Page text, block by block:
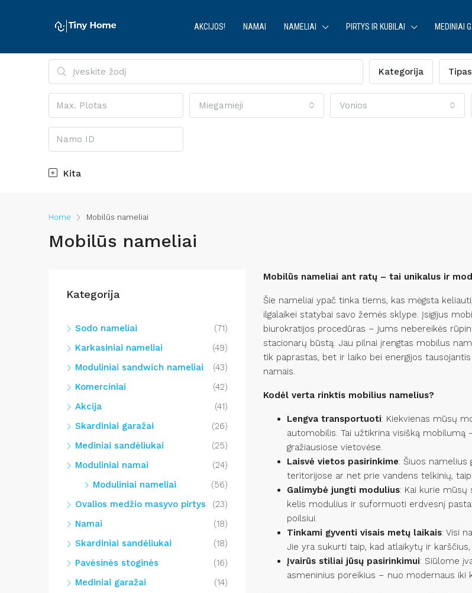
AKCIJOS! NAMAI NAMELIAI PIRTYS IR KUBILAI MEDINIAI
Kategorija Tipas
Miegamieji Vonios
Kita
Home Mobilūs nameliai
Mobilūs nameliai
Mobilūs nameliai ant ratų – tai unikalus ir
Šie nameliai ypač tinka tiems, kas mėgsta
ilgalaikei statybai savo žemės sklype. Įsigijus
biurokratijos procedūras – jums nebereikės
stacionarų būstą. Jau pilnai įrengtas mobilus
tik paprastas, bet ir laiko bei energijos
namais.
Kodėl verta rinktis mobilius namelius?
Lengva transportuoti: Kiekvienas mūsų
automobilis. Tai užtikrina visišką
gražiausiose vietovėse.
Laisvė vietos pasirinkime: Šiuos namelius
teritorijose ar net prie vandens telkinių,
Galimybė jungti modulius: Kai kurie mūsų
kelis modulius ir suformuoti erdvesnį
poilsiui.
Tinkami gyventi visais metų laikais: Visi
Jie yra sukurti taip, kad atlaikytų ir
Įvairūs stiliai jūsų pasirinkimui: Siūlome
asmeninius poreikius – nuo modernaus iki
Kategorija
Sodo nameliai
(71)
Karkasiniai nameliai
(49)
Moduliniai sandwich nameliai
(43)
Komerciniai
(42)
Akcija
(41)
Skardiniai garažai
(26)
Mediniai sandėliukai
(25)
Moduliniai namai
(24)
Moduliniai nameliai
(56)
Ovalios medžio masyvo pirtys
(23)
Namai
(18)
Skardiniai sandėliukai
(18)
Pavėsinės stoginės
(16)
Mediniai garažai
(14)